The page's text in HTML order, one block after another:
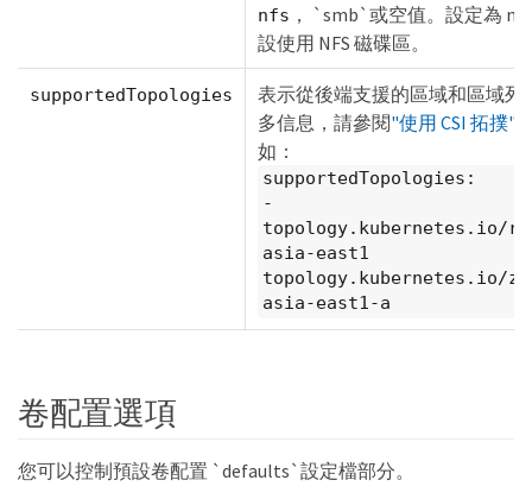
nfs ， `smb`或空值。設定為
設使用 NFS 磁碟區。
supportedTopologies
表示從後端支援的區域和區域列
多信息，請參閱"使用 CSI 拓撲"
如：
supportedTopologies:
-
topology.kubernetes.io/
asia-east1
topology.kubernetes.io/
asia-east1-a
卷配置選項
您可以控制預設卷配置 `defaults`設定檔部分。